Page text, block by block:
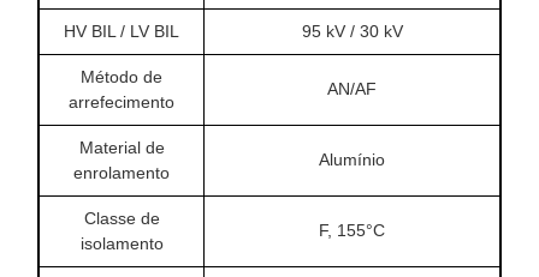
HV BIL / LV BIL 95 kV / 30 kV
Método de
arrefecimento
AN/AF
Material de
enrolamento
Alumínio
Classe de
isolamento
F, 155°C